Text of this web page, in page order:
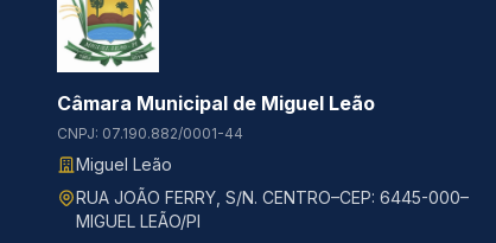
Câmara Municipal de Miguel Leão
CNPJ: 07.190.882/0001-44
Miguel Leão
RUA JOÃO FERRY, S/N. CENTRO–CEP: 6445-000–
MIGUEL LEÃO/PI